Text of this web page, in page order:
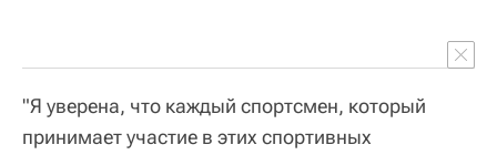
"Я уверена, что каждый спортсмен, который
принимает участие в этих спортивных